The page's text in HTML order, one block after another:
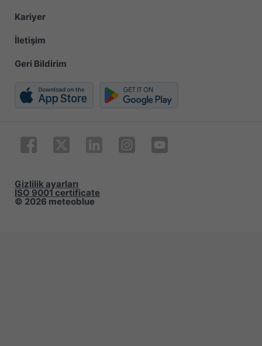
Kariyer
İletişim
Geri Bildirim
© 2026 meteoblue
ISO 9001 certificate
Gizlilik ayarları